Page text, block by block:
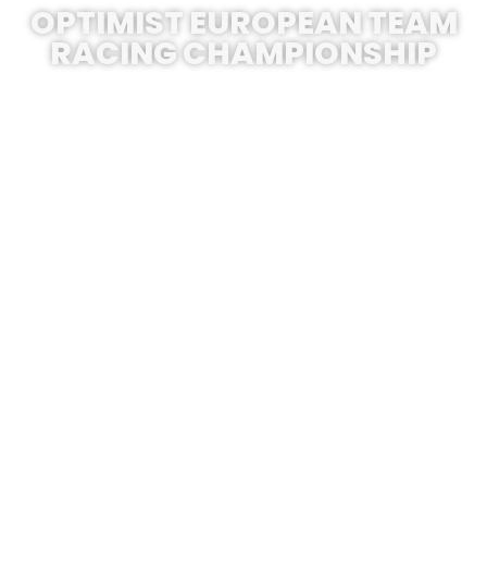
OPTIMIST EUROPEAN TEAM
RACING CHAMPIONSHIP